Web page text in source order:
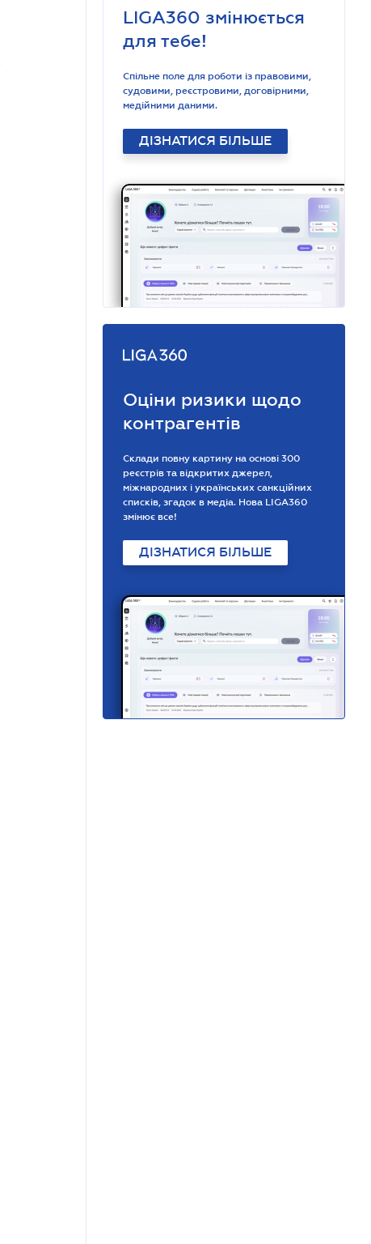
LIGA360 змінюється
для тебе!
Спільне поле для роботи із правовими,
судовими, реєстровими, договірними,
медійними даними.
ДІЗНАТИСЯ БІЛЬШЕ
Оціни ризики щодо
контрагентів
Склади повну картину на основі 300
реєстрів та відкритих джерел,
міжнародних і українських санкційних
списків, згадок в медіа. Нова LIGA360
змінює все!
ДІЗНАТИСЯ БІЛЬШЕ